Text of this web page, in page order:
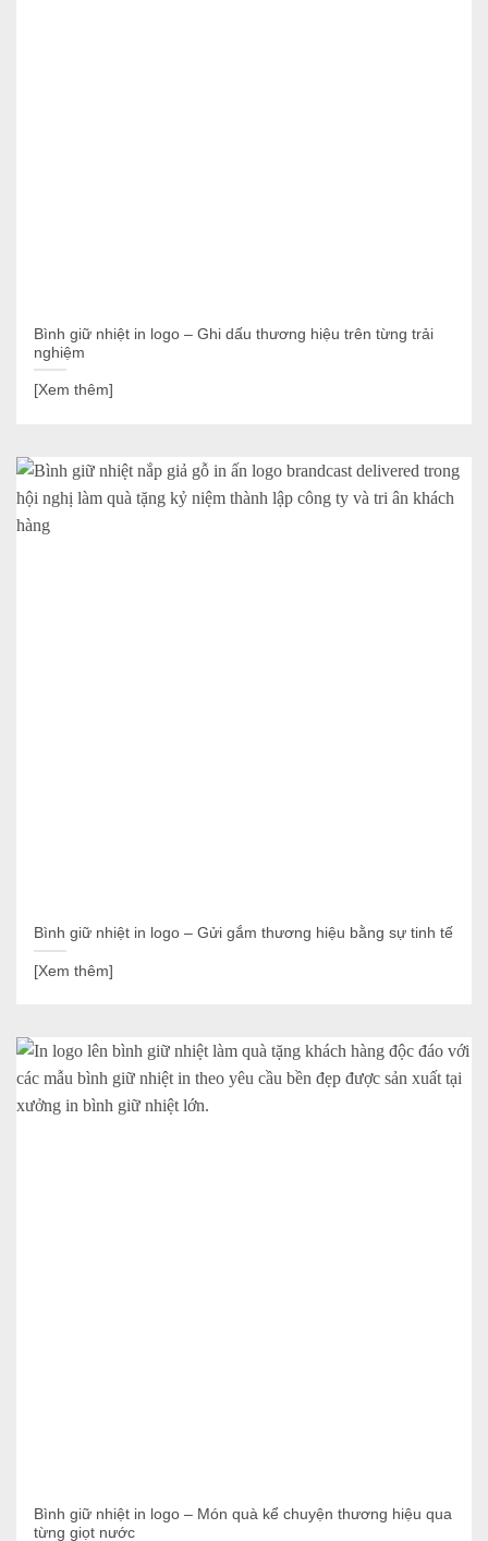
Bình giữ nhiệt in logo – Ghi dấu thương hiệu trên từng trải
nghiệm
[Xem thêm]
Bình giữ nhiệt in logo – Gửi gắm thương hiệu bằng sự tinh tế
[Xem thêm]
Bình giữ nhiệt in logo – Món quà kể chuyện thương hiệu qua
từng giọt nước